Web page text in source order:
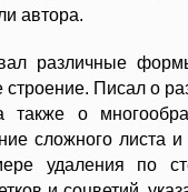
автора.
различные
строение. Писал о
также о
сложного листа и
удаления по